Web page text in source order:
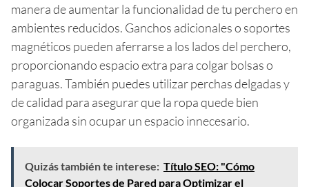
manera de aumentar la funcionalidad de tu perchero en
ambientes reducidos. Ganchos adicionales o soportes
magnéticos pueden aferrarse a los lados del perchero,
proporcionando espacio extra para colgar bolsas o
paraguas. También puedes utilizar perchas delgadas y
de calidad para asegurar que la ropa quede bien
organizada sin ocupar un espacio innecesario.
Quizás también te interese: Título SEO: "Cómo
Colocar Soportes de Pared para Optimizar el